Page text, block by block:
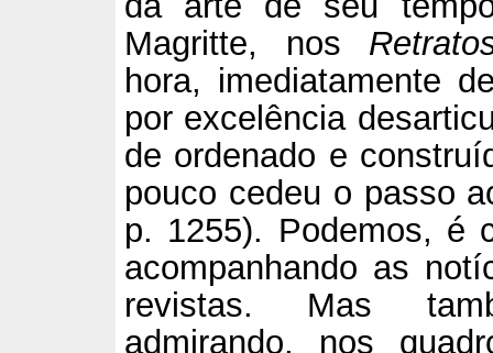
Magritte, nos
hora, imediatamente
por excelência
de ordenado e
pouco cedeu o passo
p. 1255). Podemos, é
acompanhando as
revistas. Mas
admirando, nos